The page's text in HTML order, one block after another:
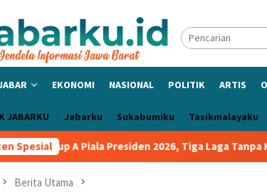
EKONOMI NASIONAL POLITIK ARTIS
JABARKU Jabarku Sukabumiku Tasikmalayaku
Spesial
Presiden 2026, Tiga Laga Tanpa Kebobolan
Berita Utama